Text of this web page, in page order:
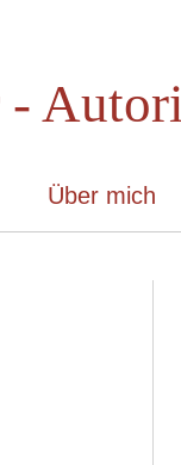
-
Über mich